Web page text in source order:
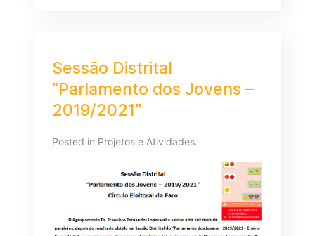
Sessão Distrital
“Parlamento dos Jovens –
2019/2021”
Posted in Projetos e Atividades.